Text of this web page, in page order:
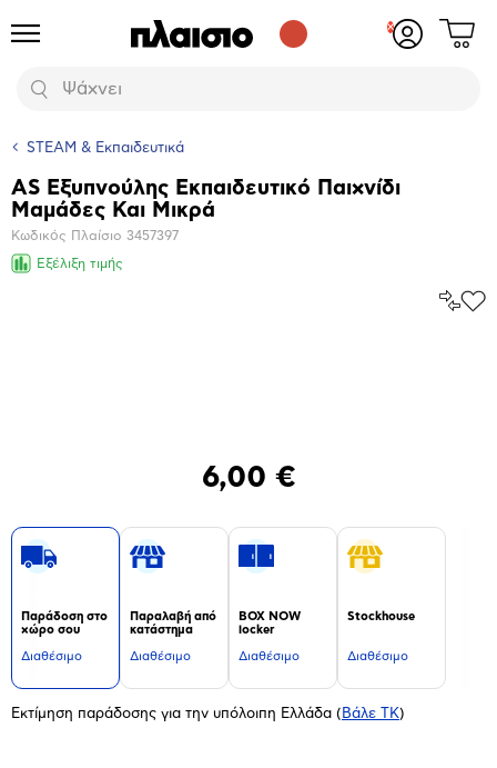
Προϊόντα
Αναζήτηση
Δες
STEAM & Εκπαιδευτικά
Βασικά
χαρακτηριστικά
AS Εξυπνούλης Εκπαιδευτικό Παιχνίδι
Μαμάδες Και Μικρά
Κωδικός Πλαίσιο 3457397
Εξέλιξη τιμής
6,00 €
Παράδοση στο
χώρο σου
Διαθέσιμο
Παραλαβή από
κατάστημα
Διαθέσιμο
BOX NOW
locker
Διαθέσιμο
Stockhouse
Διαθέσιμο
Εκτίμηση παράδοσης για την υπόλοιπη Ελλάδα ( Βάλε ΤΚ)